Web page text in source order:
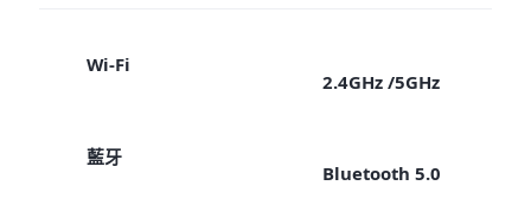
Wi-Fi
2.4GHz /5GHz
藍牙
Bluetooth 5.0